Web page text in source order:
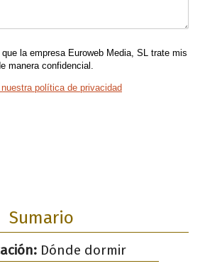
la empresa Euroweb Media, SL trate mis
manera confidencial.
nuestra política de privacidad
Sumario
Dónde dormir